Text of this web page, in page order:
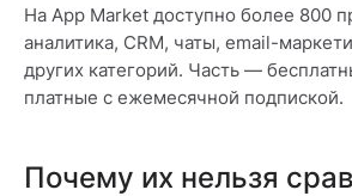
На App Market доступно более 800
аналитика, CRM, чаты, email-
других категорий. Часть —
платные с ежемесячной подпиской.
Почему их нельзя